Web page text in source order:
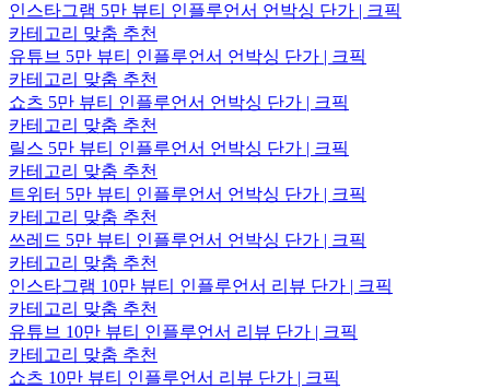
인스타그램 5만 뷰티 인플루언서 언박싱 단가 | 크픽
카테고리 맞춤 추천
유튜브 5만 뷰티 인플루언서 언박싱 단가 | 크픽
카테고리 맞춤 추천
쇼츠 5만 뷰티 인플루언서 언박싱 단가 | 크픽
카테고리 맞춤 추천
릴스 5만 뷰티 인플루언서 언박싱 단가 | 크픽
카테고리 맞춤 추천
트위터 5만 뷰티 인플루언서 언박싱 단가 | 크픽
카테고리 맞춤 추천
쓰레드 5만 뷰티 인플루언서 언박싱 단가 | 크픽
카테고리 맞춤 추천
인스타그램 10만 뷰티 인플루언서 리뷰 단가 | 크픽
카테고리 맞춤 추천
유튜브 10만 뷰티 인플루언서 리뷰 단가 | 크픽
카테고리 맞춤 추천
쇼츠 10만 뷰티 인플루언서 리뷰 단가 | 크픽